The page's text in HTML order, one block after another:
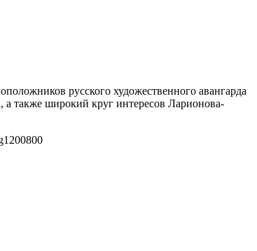
русского художественного авангарда
а также широкий круг интересов Ларионова-
1200800